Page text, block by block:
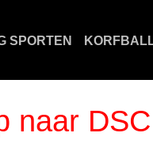
SPORTEN
naar DSC